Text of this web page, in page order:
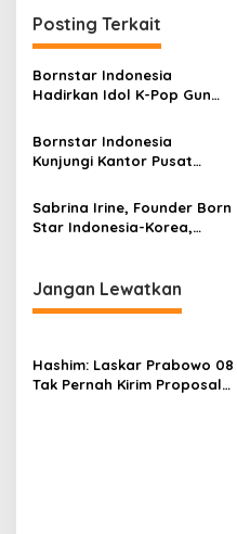
a
s
i
o
Posting Terkait
Bornstar Indonesia
Hadirkan Idol K-Pop Gun
Grand Sahid Jaya Jakarta,
Exclusive Dinner Meriahkan
Puncak Acara
Bornstar Indonesia
Kunjungi Kantor Pusat
Sabrina Irine, Founder Born
Star Indonesia-Korea,
Korea di KBS
Jangan Lewatkan
Hashim: Laskar Prabowo 08
Tak Pernah Kirim Proposal